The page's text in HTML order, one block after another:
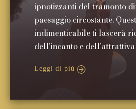
ipnotizzanti del tramonto
paesaggio circostante.
indimenticabile ti lascerà
dell'incanto e dell'attrattiva
Leggi di più